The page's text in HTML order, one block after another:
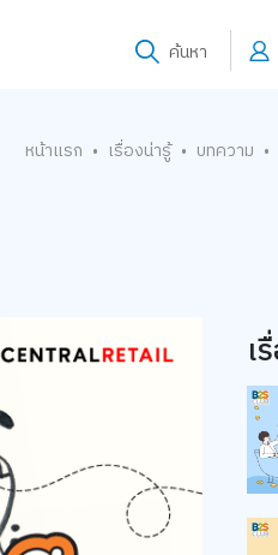
ค้นหา
หน้าแรก • เรื่องน่ารู้ • บทความ •
เ